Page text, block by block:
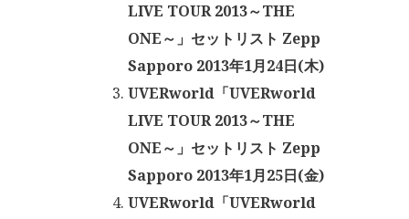
LIVE TOUR 2013～THE
ONE～」セットリスト Zepp
Sapporo 2013年1月24日(木)
UVERworld「UVERworld
LIVE TOUR 2013～THE
ONE～」セットリスト Zepp
Sapporo 2013年1月25日(金)
UVERworld「UVERworld